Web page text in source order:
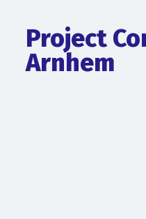
Project
Arnhem